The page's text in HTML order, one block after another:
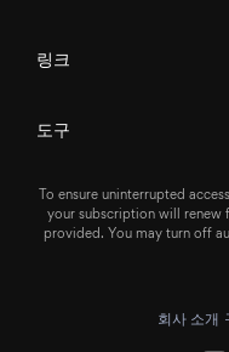
링크
도구
To ensure uninterrupted
your subscription will renew
provided. You may turn off
회사 소개